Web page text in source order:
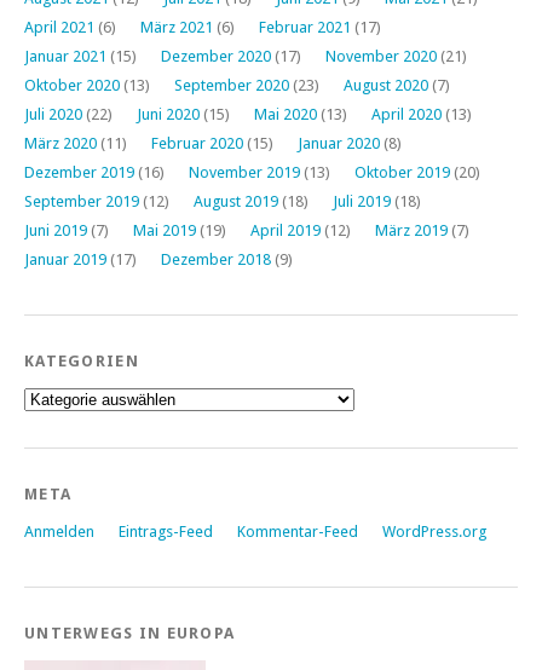
April 2021 (6) März 2021 (6) Februar 2021 (17)
Januar 2021 (15) Dezember 2020 (17) November 2020 (21)
Oktober 2020 (13) September 2020 (23) August 2020 (7)
Juli 2020 (22) Juni 2020 (15) Mai 2020 (13) April 2020 (13)
März 2020 (11) Februar 2020 (15) Januar 2020 (8)
Dezember 2019 (16) November 2019 (13) Oktober 2019 (20)
September 2019 (12) August 2019 (18) Juli 2019 (18)
Juni 2019 (7) Mai 2019 (19) April 2019 (12) März 2019 (7)
Januar 2019 (17) Dezember 2018 (9)
KATEGORIEN
Kategorien
META
Anmelden Eintrags-Feed Kommentar-Feed WordPress.org
UNTERWEGS IN EUROPA